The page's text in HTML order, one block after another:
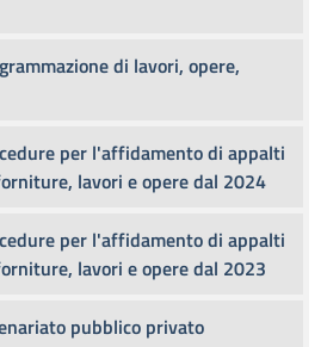
di lavori, opere,
per l'affidamento di appalti
lavori e opere dal 2024
per l'affidamento di appalti
lavori e opere dal 2023
pubblico privato